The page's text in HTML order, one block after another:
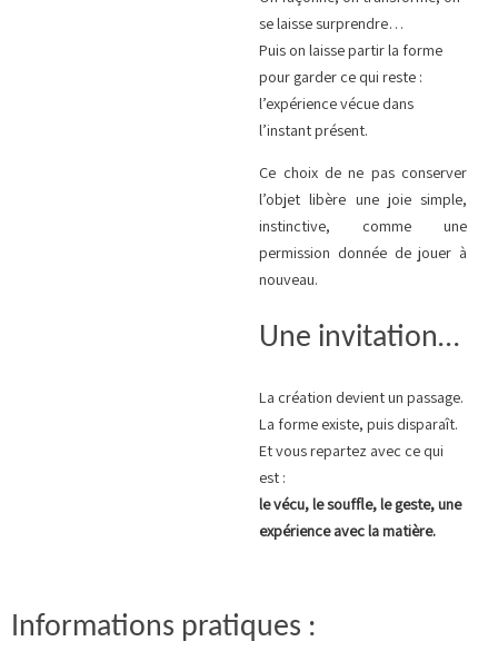
se laisse surprendre…
Puis on laisse partir la forme
pour garder ce qui reste :
l’expérience vécue dans
l’instant présent.
Ce choix de ne pas conserver
l’objet libère une joie simple,
instinctive, comme une
permission donnée de jouer à
nouveau.
Une invitation…
La création devient un passage.
La forme existe, puis disparaît.
Et vous repartez avec ce qui
est :
le vécu, le souffle, le geste, une
expérience avec la matière.
Informations pratiques :